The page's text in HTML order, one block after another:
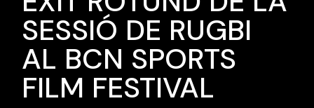
SESSIÓ DE RUGBI
AL BCN SPORTS
FILM FESTIVAL